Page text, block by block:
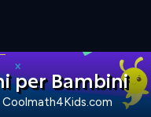
per Bambini